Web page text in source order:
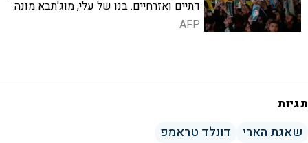
דתיים ואזרחיים. בנו של עלי, מוג'תבא מונה
למנהיג העליון, אך טרם נראה בציבור
AFP
תגיות
שאגת הארי דונלד טראמפ